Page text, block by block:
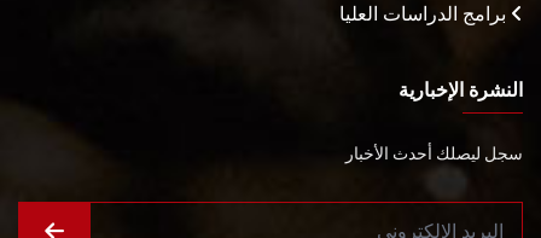
برامج الدراسات العليا
النشرة الإخبارية
سجل ليصلك أحدث الأخبار